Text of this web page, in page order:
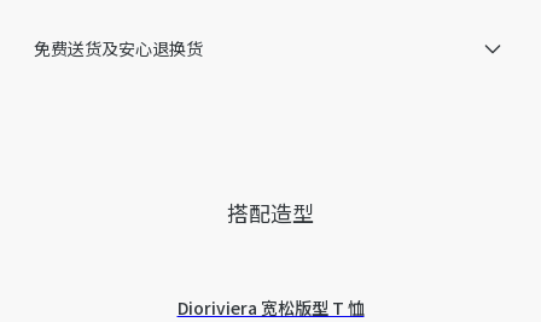
免费送货及安心退换货
搭配造型
Dioriviera 宽松版型 T 恤